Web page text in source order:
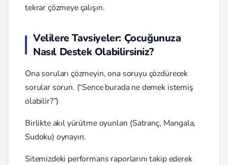
tekrar çözmeye çalışın.
Velilere Tavsiyeler: Çocuğunuza
Nasıl Destek Olabilirsiniz?
Ona soruları çözmeyin, ona soruyu çözdürecek
sorular sorun. (“Sence burada ne demek istemiş
olabilir?”)
Birlikte akıl yürütme oyunları (Satranç, Mangala,
Sudoku) oynayın.
Sitemizdeki performans raporlarını takip ederek